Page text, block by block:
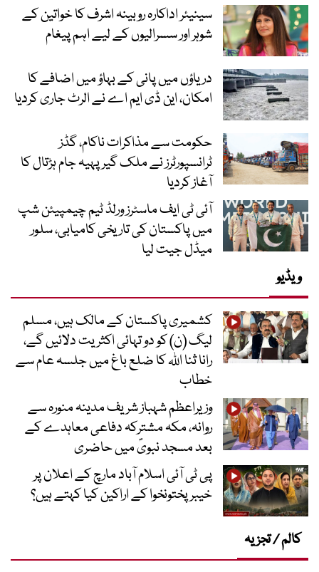
سینیئر اداکارہ روبینہ اشرف کا خواتین کے
شوہر اور سسرالیوں کے لیے اہم پیغام
دریاؤں میں پانی کے بہاؤ میں اضافے کا
امکان، این ڈی ایم اے نے الرٹ جاری کردیا
حکومت سے مذاکرات ناکام، گڈز
ٹرانسپورٹرز نے ملک گیر پہیہ جام ہڑتال کا
آغاز کردیا
آئی ٹی ایف ماسٹرز ورلڈ ٹیم چیمپیئن شپ
میں پاکستان کی تاریخی کامیابی، سلور
میڈل جیت لیا
ویڈیو
کشمیری پاکستان کے مالک ہیں، مسلم
لیگ (ن) کو دو تہائی اکثریت دلائیں گے،
رانا ثنا اللہ کا ضلع باغ میں جلسہ عام سے
خطاب
وزیراعظم شہباز شریف مدینہ منورہ سے
روانہ، مکہ مشترکہ دفاعی معاہدے کے
بعد مسجد نبویؐ میں حاضری
پی ٹی آئی اسلام آباد مارچ کے اعلان پر
خیبر پختونخوا کے اراکین کیا کہتے ہیں؟
کالم / تجزیہ